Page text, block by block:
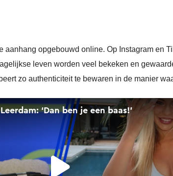
aanhang opgebouwd online. Op Instagram en
leven worden veel bekeken en
zo authenticiteit te bewaren in de manier